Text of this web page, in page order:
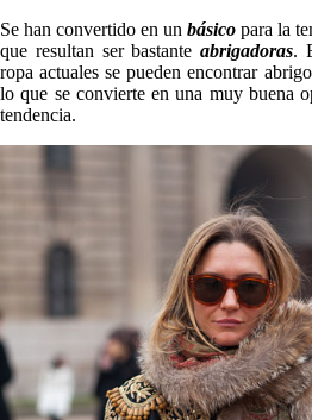
Se han convertido en un básico para la
que resultan ser bastanteabrigadoras.
ropa actuales se pueden encontrar
lo que se convierte en una muy buena
tendencia.